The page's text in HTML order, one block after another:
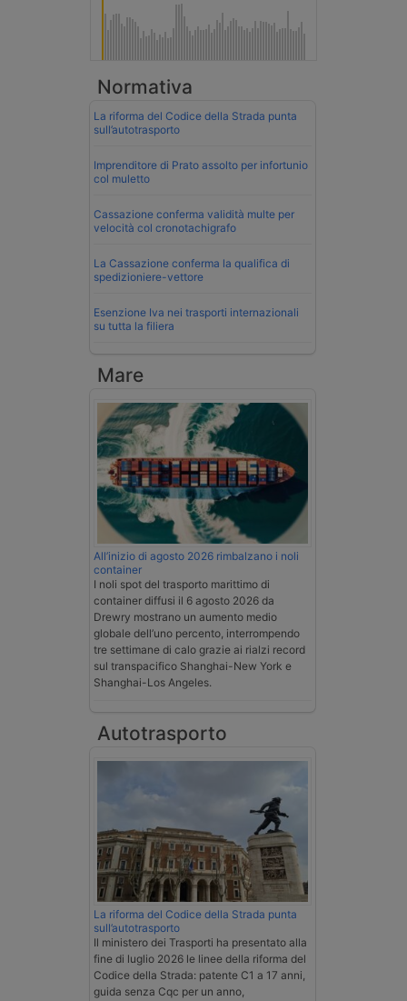
Normativa
La riforma del Codice della Strada punta
sull’autotrasporto
Imprenditore di Prato assolto per infortunio
col muletto
Cassazione conferma validità multe per
velocità col cronotachigrafo
La Cassazione conferma la qualifica di
spedizioniere-vettore
Esenzione Iva nei trasporti internazionali
su tutta la filiera
Mare
All’inizio di agosto 2026 rimbalzano i noli
container
I noli spot del trasporto marittimo di
container diffusi il 6 agosto 2026 da
Drewry mostrano un aumento medio
globale dell’uno percento, interrompendo
tre settimane di calo grazie ai rialzi record
sul transpacifico Shanghai-New York e
Shanghai-Los Angeles.
Autotrasporto
La riforma del Codice della Strada punta
sull’autotrasporto
Il ministero dei Trasporti ha presentato alla
fine di luglio 2026 le linee della riforma del
Codice della Strada: patente C1 a 17 anni,
guida senza Cqc per un anno,